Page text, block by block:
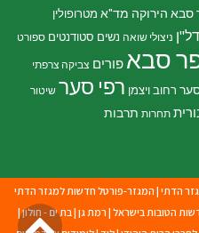
סבא הירוקה מד"א מטרופולין
ניצולי שואה נשים סטודנטים ספורט
סבא פורים צביקה צרפתי
רחוב ויצמן רפי סער שיטור
תחרות תרבות
הדתי | המגזר-פורטל חדשות למגזר הדתי
הטובות בישראל | רמת גן | בת ים - חולון|